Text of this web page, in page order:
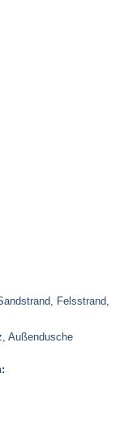
Felsstrand,
Außendusche